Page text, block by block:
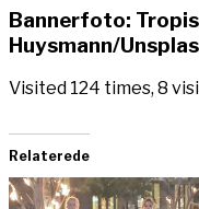
Bannerfoto:
Huysmann/
Visited 124 times, 8
Relaterede